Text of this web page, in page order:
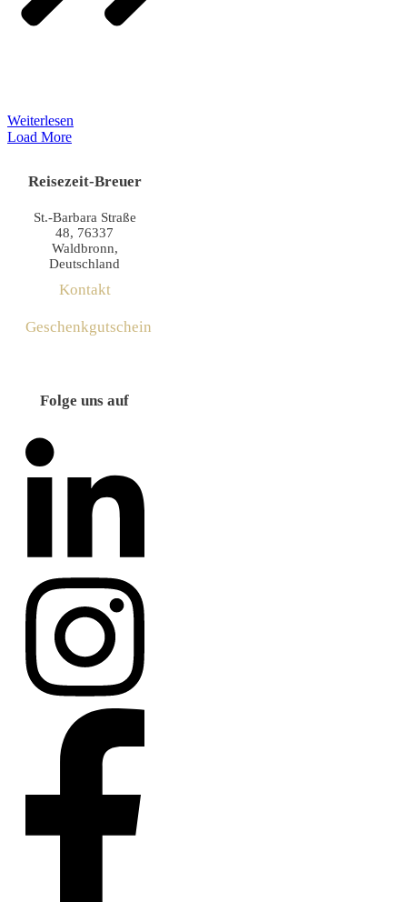
Weiterlesen
Load More
Reisezeit-Breuer
St.-Barbara Straße
48, 76337
Waldbronn,
Deutschland
Kontakt
Geschenkgutschein
Folge uns auf